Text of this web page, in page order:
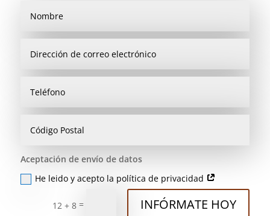
Aceptación de envío de datos
He leido y acepto la política de privacidad
12 + 8 = INFÓRMATE HOY